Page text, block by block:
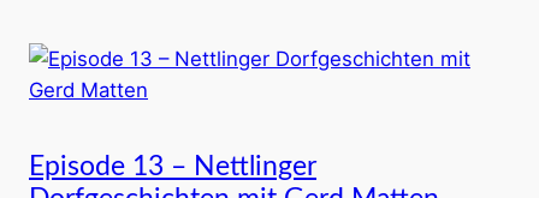
Episode 13 – Nettlinger